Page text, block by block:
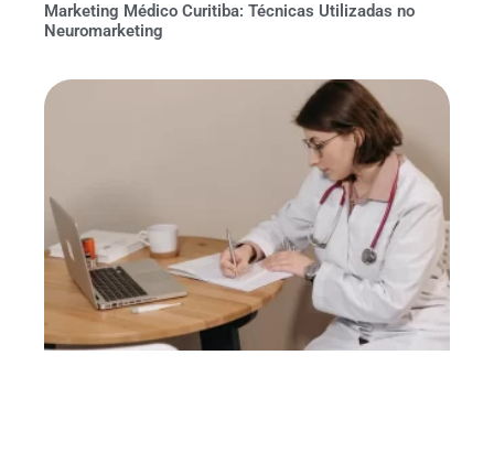
Marketing Médico Curitiba: Técnicas Utilizadas no
Neuromarketing